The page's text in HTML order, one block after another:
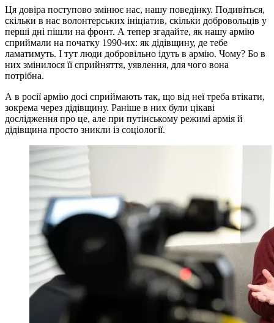
Ця довіра поступово змінює нас, нашу поведінку. Подивіться,
скільки в нас волонтерських ініціатив, скільки добровольців у
перші дні пішли на фронт. А тепер згадайте, як нашу армію
сприймали на початку 1990-их: як дідівщину, де тебе
ламатимуть. І тут люди добровільно ідуть в армію. Чому? Бо в
них змінилося її сприйняття, уявлення, для чого вона
потрібна.
А в росії армію досі сприймають так, що від неї треба втікати,
зокрема через дідівщину. Раніше в них були цікаві
дослідження про це, але при путінському режимі армія й
дідівщина просто зникли із соціології.